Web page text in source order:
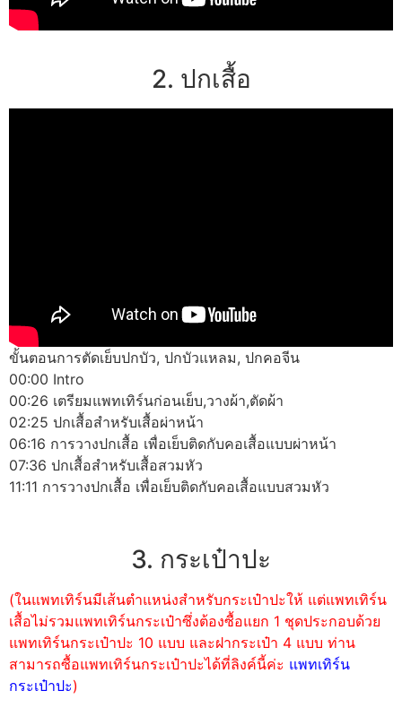
2. ปกเสื้อ
ขั้นตอนการตัดเย็บปกบัว, ปกบัวแหลม, ปกคอจีน
00:00 Intro
00:26 เตรียมแพทเทิร์นก่อนเย็บ,วางผ้า,ตัดผ้า
02:25 ปกเสื้อสำหรับเสื้อผ่าหน้า
06:16 การวางปกเสื้อ เพื่อเย็บติดกับคอเสื้อแบบผ่าหน้า
07:36 ปกเสื้อสำหรับเสื้อสวมหัว
11:11 การวางปกเสื้อ เพื่อเย็บติดกับคอเสื้อแบบสวมหัว
3. กระเป๋าปะ
(ในแพทเทิร์นมีเส้นตำแหน่งสำหรับกระเป๋าปะให้ แต่แพทเทิร์น
เสื้อไม่รวมแพทเทิร์นกระเป๋าซึ่งต้องซื้อแยก 1 ชุดประกอบด้วย
แพทเทิร์นกระเป๋าปะ 10 แบบ และฝากระเป๋า 4 แบบ ท่าน
สามารถซื้อแพทเทิร์นกระเป๋าปะได้ที่ลิงค์นี้ค่ะ แพทเทิร์น
กระเป๋าปะ)